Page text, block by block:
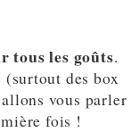
tous les goûts.
(surtout des box
vous parler
fois !